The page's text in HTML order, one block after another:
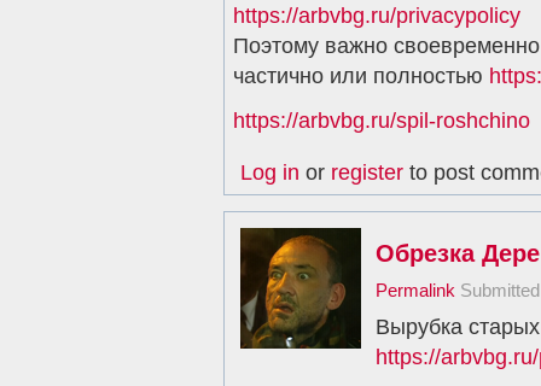
https://arbvbg.ru/privacypolicy
Поэтому важно
частично или полностью
https://arbvbg.ru/spil-roshchino
Log in or register to post
Обрезка
Permalink
Вырубка
https://